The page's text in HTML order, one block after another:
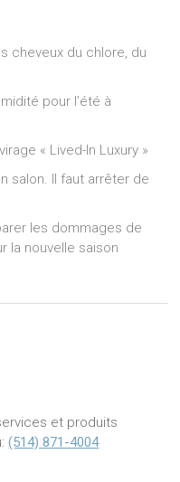
cheveux du chlore, du
pour l’été à
« Lived-In Luxury »
salon. Il faut arrêter de
les dommages de
la nouvelle saison
et produits
(514) 871-4004